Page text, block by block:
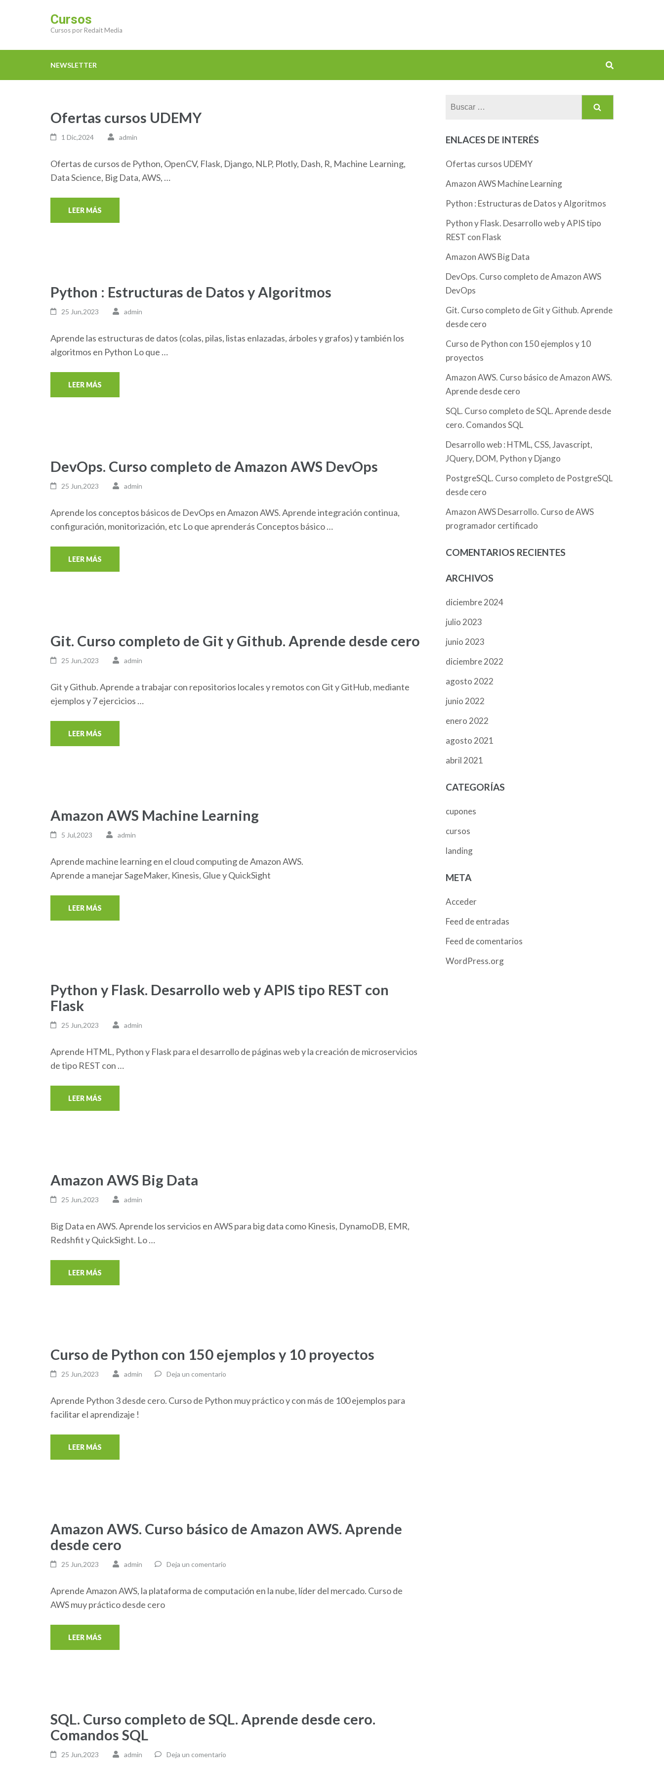
(presiona
Cursos
Cursos por Redait Media
NEWSLETTER
Ofertas cursos UDEMY
1 Dic,2024 admin
Ofertas de cursos de Python, OpenCV, Flask, Django, NLP, Plotly, Dash, R, Machine Learning,
Data Science, Big Data, AWS, …
LEER MÁS
Python : Estructuras de Datos y Algoritmos
25 Jun,2023 admin
Aprende las estructuras de datos (colas, pilas, listas enlazadas, árboles y grafos) y también los
algoritmos en Python Lo que …
LEER MÁS
DevOps. Curso completo de Amazon AWS DevOps
25 Jun,2023 admin
Aprende los conceptos básicos de DevOps en Amazon AWS. Aprende integración continua,
configuración, monitorización, etc Lo que aprenderás Conceptos básico …
LEER MÁS
Git. Curso completo de Git y Github. Aprende desde cero
25 Jun,2023 admin
Git y Github. Aprende a trabajar con repositorios locales y remotos con Git y GitHub, mediante
ejemplos y 7 ejercicios …
LEER MÁS
Amazon AWS Machine Learning
5 Jul,2023 admin
Aprende machine learning en el cloud computing de Amazon AWS.
Aprende a manejar SageMaker, Kinesis, Glue y QuickSight
LEER MÁS
Python y Flask. Desarrollo web y APIS tipo REST con
Flask
25 Jun,2023 admin
Aprende HTML, Python y Flask para el desarrollo de páginas web y la creación de microservicios
de tipo REST con …
LEER MÁS
Amazon AWS Big Data
25 Jun,2023 admin
Big Data en AWS. Aprende los servicios en AWS para big data como Kinesis, DynamoDB, EMR,
Redshfit y QuickSight. Lo …
LEER MÁS
Curso de Python con 150 ejemplos y 10 proyectos
25 Jun,2023 admin Deja un comentario
Aprende Python 3 desde cero. Curso de Python muy práctico y con más de 100 ejemplos para
facilitar el aprendizaje !
LEER MÁS
Amazon AWS. Curso básico de Amazon AWS. Aprende
desde cero
25 Jun,2023 admin Deja un comentario
Aprende Amazon AWS, la plataforma de computación en la nube, líder del mercado. Curso de
AWS muy práctico desde cero
LEER MÁS
SQL. Curso completo de SQL. Aprende desde cero.
Comandos SQL
25 Jun,2023 admin Deja un comentario
Buscar:
ENLACES DE INTERÉS
Ofertas cursos UDEMY
Amazon AWS Machine Learning
Python : Estructuras de Datos y Algoritmos
Python y Flask. Desarrollo web y APIS tipo
REST con Flask
Amazon AWS Big Data
DevOps. Curso completo de Amazon AWS
DevOps
Git. Curso completo de Git y Github. Aprende
desde cero
Curso de Python con 150 ejemplos y 10
proyectos
Amazon AWS. Curso básico de Amazon AWS.
Aprende desde cero
SQL. Curso completo de SQL. Aprende desde
cero. Comandos SQL
Desarrollo web : HTML, CSS, Javascript,
JQuery, DOM, Python y Django
PostgreSQL. Curso completo de PostgreSQL
desde cero
Amazon AWS Desarrollo. Curso de AWS
programador certificado
COMENTARIOS RECIENTES
ARCHIVOS
diciembre 2024
julio 2023
junio 2023
diciembre 2022
agosto 2022
junio 2022
enero 2022
agosto 2021
abril 2021
CATEGORÍAS
cupones
cursos
landing
META
Acceder
Feed de entradas
Feed de comentarios
WordPress.org